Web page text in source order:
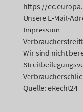
https://
Unsere E-Mail-
Impressum.
Wir sind nicht
Quelle: eRecht24